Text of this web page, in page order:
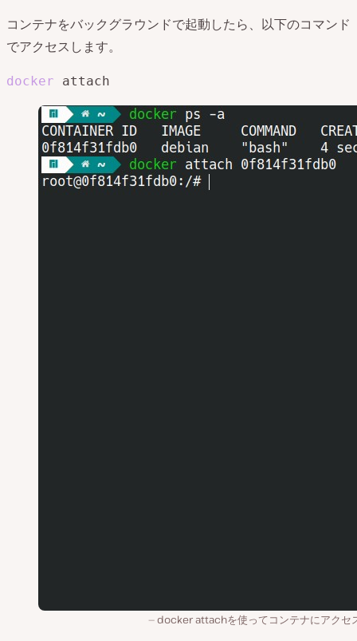
コンテナをバックグラウンドで起動したら、以下のコマンド
でアクセスします。
docker attach
docker attachを使ってコンテナにアクセ